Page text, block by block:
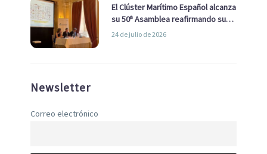
El Clúster Marítimo Español alcanza
su 50ª Asamblea reafirmando su
liderazgo en la Economía Azul
24 de julio de 2026
Newsletter
Correo electrónico